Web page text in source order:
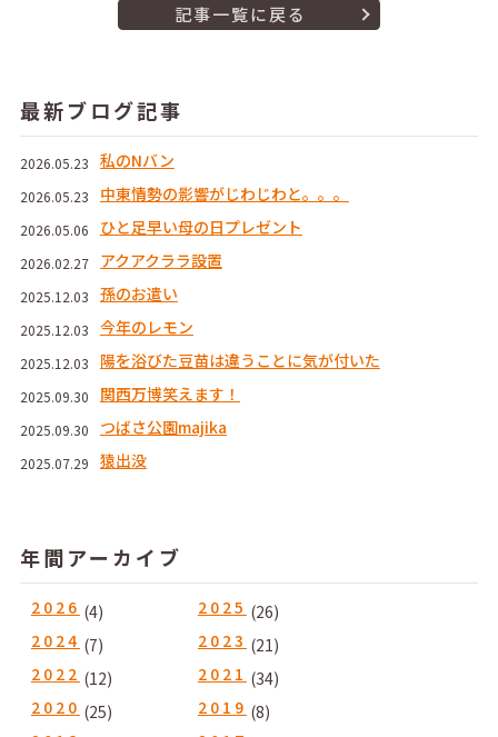
記事一覧に戻る
最新ブログ記事
2026.05.23 私のNバン
2026.05.23 中東情勢の影響がじわじわと。。。
2026.05.06 ひと足早い母の日プレゼント
2026.02.27 アクアクララ設置
2025.12.03 孫のお遣い
2025.12.03 今年のレモン
2025.12.03 陽を浴びた豆苗は違うことに気が付いた
2025.09.30 関西万博笑えます！
2025.09.30 つばさ公園majika
2025.07.29 猿出没
年間アーカイブ
2026(4) 2025(26)
2024(7) 2023(21)
2022(12) 2021(34)
2020(25) 2019(8)